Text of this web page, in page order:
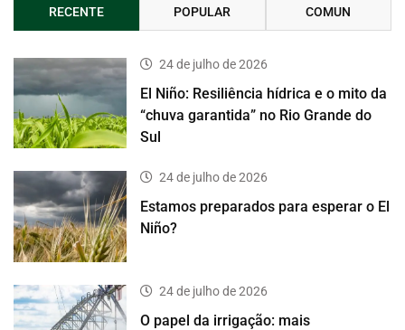
RECENTE POPULAR COMUN
24 de julho de 2026
El Niño: Resiliência hídrica e o mito da
“chuva garantida” no Rio Grande do
Sul
24 de julho de 2026
Estamos preparados para esperar o El
Niño?
24 de julho de 2026
O papel da irrigação: mais